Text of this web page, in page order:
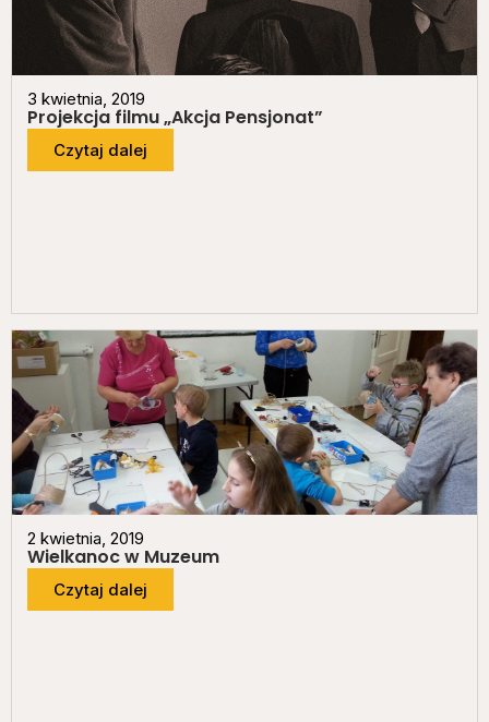
3 kwietnia, 2019
Projekcja filmu „Akcja Pensjonat”
Czytaj dalej
2 kwietnia, 2019
Wielkanoc w Muzeum
Czytaj dalej